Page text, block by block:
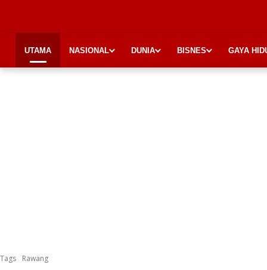
UTAMA NASIONAL DUNIA BISNES GAYA
Tags Rawang